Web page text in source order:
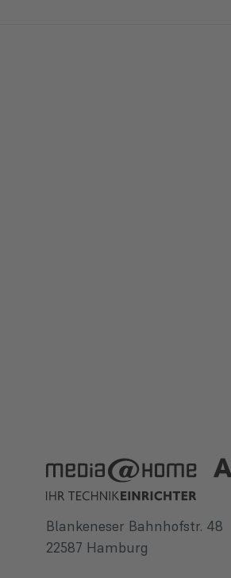
Blankeneser Bahnhofstr. 48
22587 Hamburg